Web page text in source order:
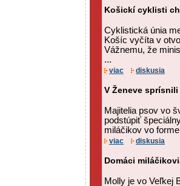
Košickí cyklisti
Cyklistická únia
Košíc vyčíta v
Vážnemu, že
...
viac diskusia
V Ženeve
Majitelia psov vo
podstúpiť
miláčikov vo
viac diskusia
Domáci
Molly je vo Veľkej